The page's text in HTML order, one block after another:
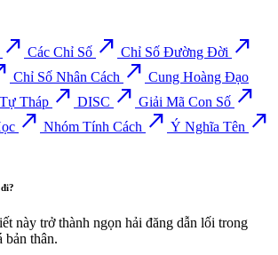
north_east Các Chỉ Số north_east Chỉ Số Đường Đời north_east
Chỉ Số Nhân Cách north_east Cung Hoàng Đạo
Tháp north_east DISC north_east Giải Mã Con Số north_east
north_east Nhóm Tính Cách north_east Ý Nghĩa Tên north_east
này trở thành ngọn hải đăng dẫn lối trong
bản thân.